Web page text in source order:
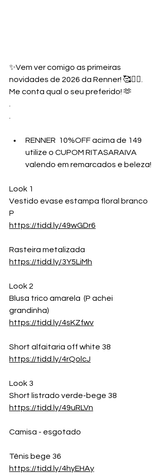
✨Vem ver comigo as primeiras
novidades de 2026 da Renner! 🥰👯‍♀️.
Me conta qual o seu preferido! 🫶
RENNER  10%OFF acima de 149
utilize o CUPOM RITASARAIVA
valendo em remarcados e beleza!
Look 1
Vestido evase estampa floral branco
P
https://tidd.ly/49wGDr6
Rasteira metalizada
https://tidd.ly/3Y5LiMh
Look 2
Blusa trico amarela  (P achei
grandinha)
https://tidd.ly/4sKZfwv
Short alfaitaria off white 38
https://tidd.ly/4rQolcJ
Look 3
Short listrado verde-bege 38
https://tidd.ly/49uRLVn
Camisa - esgotado
Tênis bege 36
https://tidd.ly/4hyEHAy